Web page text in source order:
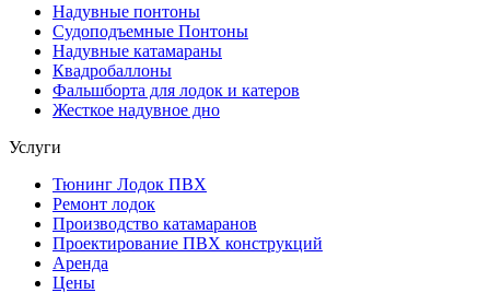
Надувные понтоны
Судоподъемные Понтоны
Надувные катамараны
Квадробаллоны
Фальшборта для лодок и катеров
Жесткое надувное дно
Услуги
Тюнинг Лодок ПВХ
Ремонт лодок
Производство катамаранов
Проектирование ПВХ конструкций
Аренда
Цены